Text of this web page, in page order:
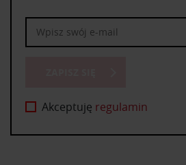
Akceptuję regulamin